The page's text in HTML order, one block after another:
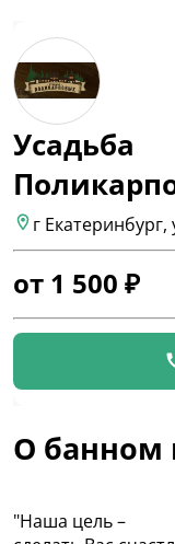
Усадьба
г
от 1 500 ₽
О банном
"Наша цель –